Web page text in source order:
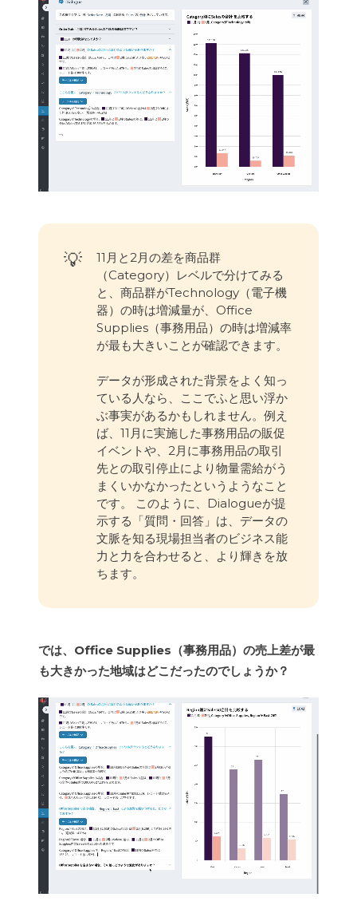
💡
11月と2月の差を商品群
（Category）レベルで分けてみる
と、商品群がTechnology（電子機
器）の時は増減量が、Office
Supplies（事務用品）の時は増減率
が最も大きいことが確認できます。
データが形成された背景をよく知っ
ている人なら、ここでふと思い浮か
ぶ事実があるかもしれません。例え
ば、11月に実施した事務用品の販促
イベントや、2月に事務用品の取引
先との取引停止により物量需給がう
まくいかなかったというようなこと
です。 このように、Dialogueが提
示する「質問・回答」は、データの
文脈を知る現場担当者のビジネス能
力と力を合わせると、より輝きを放
ちます。
では、Office Supplies（事務用品）の売上差が最
も大きかった地域はどこだったのでしょうか？